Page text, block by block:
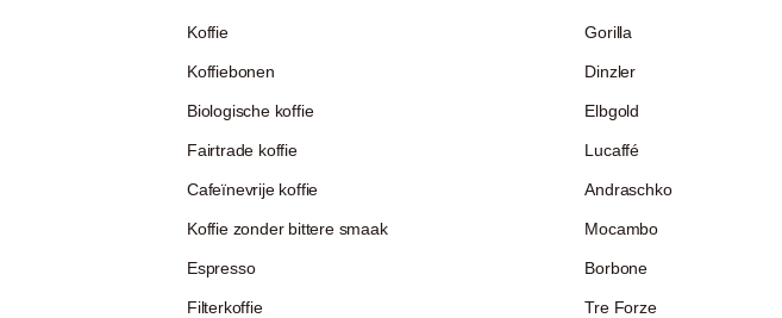
Koffie
Koffiebonen
Biologische koffie
Fairtrade koffie
Cafeïnevrije koffie
Koffie zonder bittere smaak
Espresso
Filterkoffie
Gorilla
Dinzler
Elbgold
Lucaffé
Andraschko
Mocambo
Borbone
Tre Forze